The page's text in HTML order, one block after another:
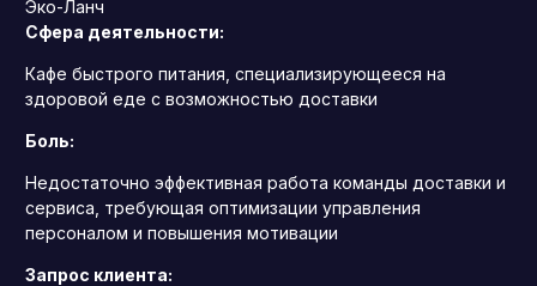
Эко-Ланч
Сфера деятельности:
Кафе быстрого питания, специализирующееся на
здоровой еде с возможностью доставки
Боль:
Недостаточно эффективная работа команды доставки и
сервиса, требующая оптимизации управления
персоналом и повышения мотивации
Запрос клиента: